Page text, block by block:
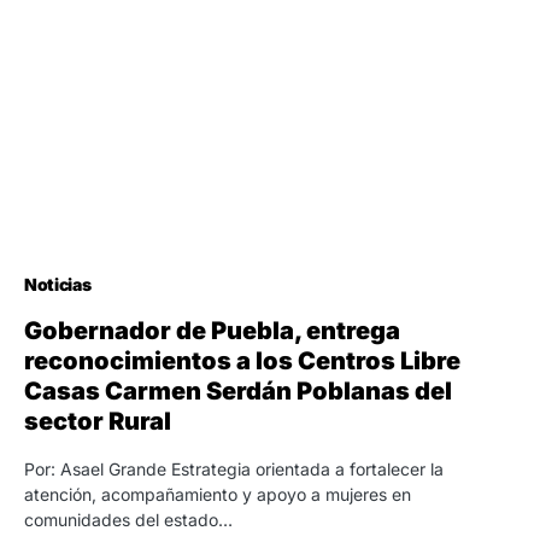
Noticias
Gobernador de Puebla, entrega
reconocimientos a los Centros Libre
Casas Carmen Serdán Poblanas del
sector Rural
Por: Asael Grande Estrategia orientada a fortalecer la
atención, acompañamiento y apoyo a mujeres en
comunidades del estado…